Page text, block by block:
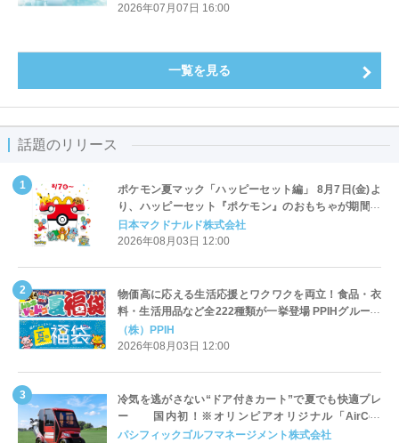
2026年07月07日 16:00
一覧を見る
話題のリリース
ポケモン夏マック「ハッピーセット編」 8月7日(金)よ
り、ハッピーセット『ポケモン』のおもちゃが期間限
定登場
日本マクドナルド株式会社
2026年08月03日 12:00
物価高に応える生活応援とワクワクを両立！食品・衣
料・生活用品など全222種類が一挙登場 PPIHグループ
「夏福袋」＆セール 8月6日(木)より順次スタート
（株）PPIH
2026年08月03日 12:00
冷気を逃がさない“ドア付きカート”で夏でも快適プレ
ー 国内初！※オリンピアオリジナル「AirCon
Cart（エアコンカート）」導入 | ＰＧＭ
パシフィックゴルフマネージメント株式会社